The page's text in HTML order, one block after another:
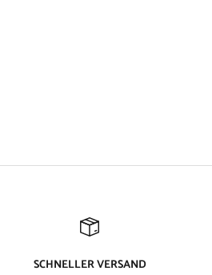
SCHNELLER VERSAND